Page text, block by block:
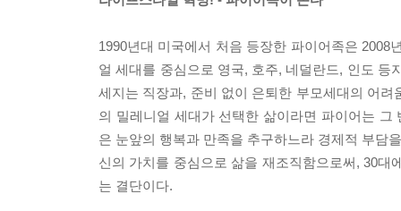
1990년대 미국에서 처음 등장한 파이어족은
얼 세대를 중심으로 영국, 호주, 네덜란드, 인도
세지는 직장과, 준비 없이 은퇴한 부모세대의 어려
의 밀레니얼 세대가 선택한 삶이라면 파이어는
은 눈앞의 행복과 만족을 추구하느라 경제적 부담
신의 가치를 중심으로 삶을 재조직함으로써, 30
는 결단이다.